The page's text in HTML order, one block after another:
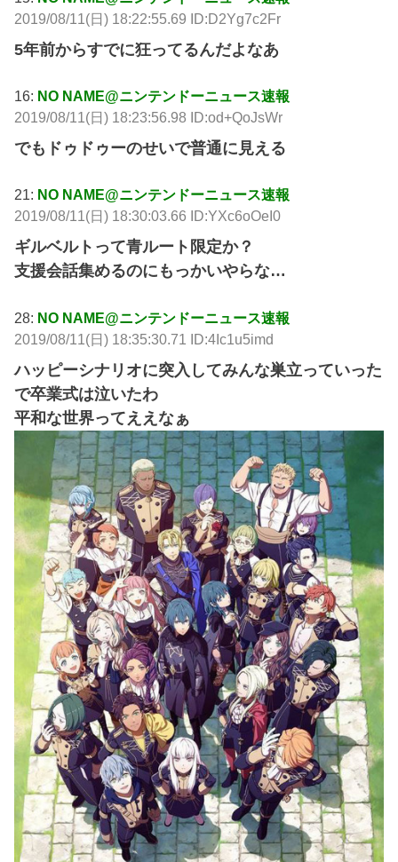
2019/08/11(日) 18:22:55.69 ID:D2Yg7c2Fr
5年前からすでに狂ってるんだよなあ
16: NO NAME@ニンテンドーニュース速報
2019/08/11(日) 18:23:56.98 ID:od+QoJsWr
でもドゥドゥーのせいで普通に見える
21: NO NAME@ニンテンドーニュース速報
2019/08/11(日) 18:30:03.66 ID:YXc6oOeI0
ギルベルトって青ルート限定か？
支援会話集めるのにもっかいやらな…
28: NO NAME@ニンテンドーニュース速報
2019/08/11(日) 18:35:30.71 ID:4Ic1u5imd
ハッピーシナリオに突入してみんな巣立っていった
で卒業式は泣いたわ
平和な世界ってええなぁ